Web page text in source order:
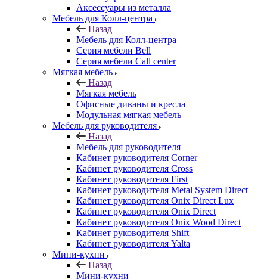
Аксессуары из металла
Мебель для Колл-центра
Назад
Мебель для Колл-центра
Серия мебели Bell
Серия мебели Call center
Мягкая мебель
Назад
Мягкая мебель
Офисные диваны и кресла
Модульная мягкая мебель
Мебель для руководителя
Назад
Мебель для руководителя
Кабинет руководителя Corner
Кабинет руководителя Cross
Кабинет руководителя First
Кабинет руководителя Metal System Direct
Кабинет руководителя Onix Direct Lux
Кабинет руководителя Onix Direct
Кабинет руководителя Onix Wood Direct
Кабинет руководителя Shift
Кабинет руководителя Yalta
Мини-кухни
Назад
Мини-кухни